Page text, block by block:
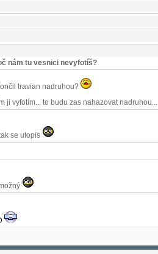
nám tu vesnici nevyfotíš?
travian nadruhou?
ji vyfotím... to budu zas nahazovat nadruhou...
se utopis